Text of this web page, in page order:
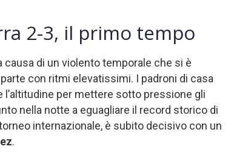
2-3, il primo tempo
causa di un violento temporale che si è
con ritmi elevatissimi. I padroni di casa
per mettere sotto pressione gli
nella notte a eguagliare il record storico di
internazionale, è subito decisivo con un
.